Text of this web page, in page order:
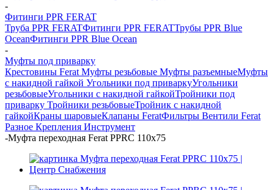
-
Фитинги PPR FERAT
Труба PPR FERATФитинги PPR FERATТрубы PPR Blue
OceanФитинги PPR Blue Ocean
-
Муфты под приварку
Крестовины Ferat Муфты резьбовые Муфты разъемныеМуфты
с накидной гайкой Угольники под приваркуУгольники
резьбовыеУгольники с накидной гайкойТройники под
приварку Тройники резьбовыеТройник с накидной
гайкойКраны шаровыеКлапаны FeratФильтры Вентили Ferat
Разное Крепления Инструмент
-Муфта переходная Ferat PPRC 110х75